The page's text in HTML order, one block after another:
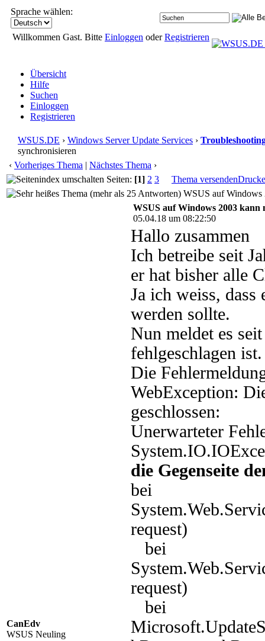
Sprache wählen:
Willkommen Gast. Bitte Einloggen oderRegistrieren
Übersicht
Hilfe
Suchen
Einloggen
Registrieren
WSUS.DE › Windows Server Update Services ›
synchronisieren
‹ Vorheriges Thema | Nächstes Thema ›
Seiten: [1] 2 3 Thema versenden
WSUS auf Windows
CanEdv
WSUS Neuling
WSUS auf Windows 2003 kann
05.04.18 um 08:22:50
Hallo zusammen
Ich betreibe seit
er hat bisher alle
Ja ich weiss, dass
werden sollte.
Nun meldet es
fehlgeschlagen ist.
Die
WebException:
geschlossen:
Unerwarteter
die Gegenseite
bei
request)
bei
request)
bei